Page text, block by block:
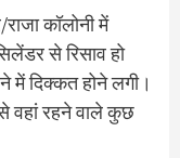
कॉलोनी में
से रिसाव हो
में दिक्कत होने लगी।
रहने वाले कुछ